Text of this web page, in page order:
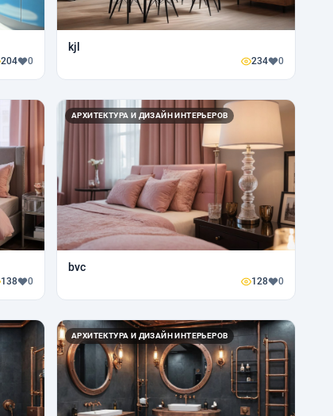
204 0
kjl
234 0
138 0
АРХИТЕКТУРА И ДИЗАЙН ИНТЕРЬЕРОВ
bvc
128 0
АРХИТЕКТУРА И ДИЗАЙН ИНТЕРЬЕРОВ